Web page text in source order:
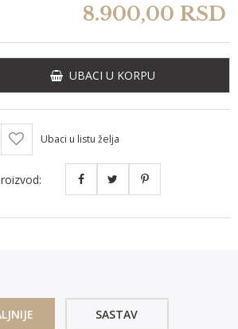
8.900,00 RSD
UBACI U KORPU
Ubaci u listu želja
SASTAV